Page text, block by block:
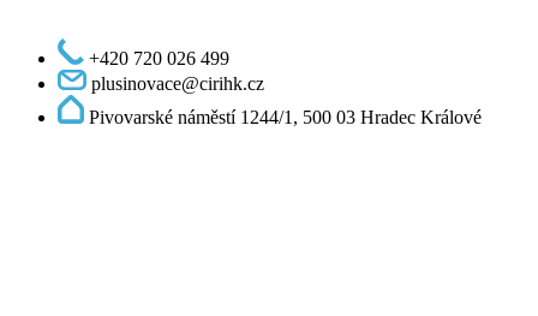
+420 720 026 499
plusinovace@cirihk.cz
Pivovarské náměstí 1244/1, 500 03 Hradec Králové